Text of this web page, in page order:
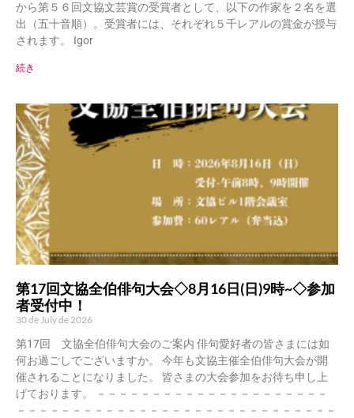
から第５６回文協文芸賞の受賞者として、以下の作家を２名を選
出（五十音順）。受賞者には、それぞれ５千レアルの賞金が授与
されます。 Igor
続き
第17回文協全伯俳句大会◇8月16日(日)9時~◇参加
者受付中！
30 de July de 2026
第17回 文協全伯俳句大会のご案内 俳句愛好者の皆さまには如
何お過ごしでございますか。 今年も文協主催全伯俳句大会が開
催されることになりました。 皆さまの大会参加をお待ち申し上
げております。 －－－－－－－－－－－－－－－－－－－－－
－－－－－－－－－－－－－－－－－－－－－－－－－－－－－